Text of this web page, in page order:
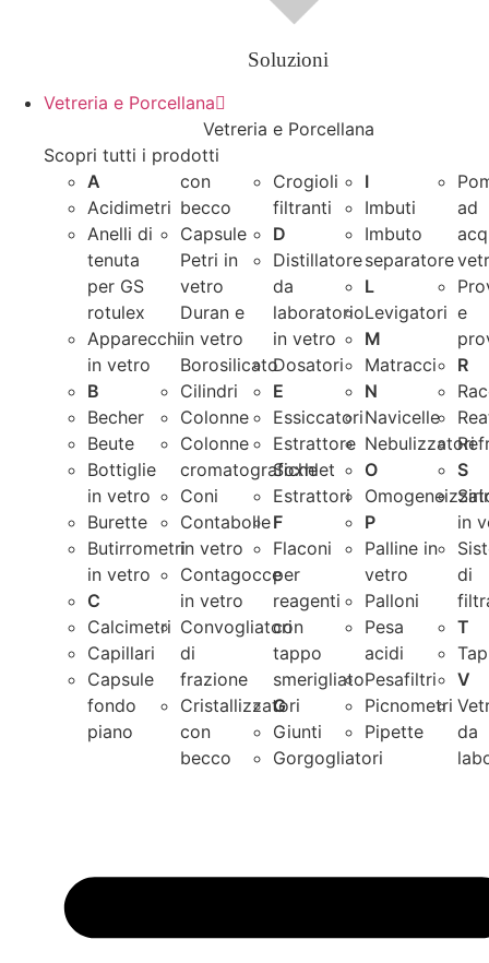
Soluzioni
Vetreria e Porcellana
Vetreria e Porcellana
Scopri tutti i prodotti
A
Acidimetri
Anelli di
tenuta
per GS
rotulex
Apparecchi
in vetro
B
Becher
Beute
Bottiglie
in vetro
Burette
Butirrometri
in vetro
C
Calcimetri
Capillari
Capsule
fondo
piano
con
becco
Capsule
Petri in
vetro
Duran e
in vetro
Borosilicato
Cilindri
Colonne
Colonne
cromatografiche
Coni
Contabolle
in vetro
Contagocce
in vetro
Convogliatori
di
frazione
Cristallizzatori
con
becco
Crogioli
filtranti
D
Distillatore
da
laboratorio
in vetro
Dosatori
E
Essiccatori
Estrattore
Soxhlet
Estrattori
F
Flaconi
per
reagenti
con
tappo
smerigliato
G
Giunti
Gorgogliatori
I
Imbuti
Imbuto
separatore
L
Levigatori
M
Matracci
N
Navicelle
Nebulizzatori
O
P
Palline in
vetro
Palloni
Pesa
acidi
Pesafiltri
Picnometri
Pipette
ad
e
R
S
in
di
T
V
da